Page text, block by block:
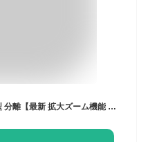
JADO ドライブレコーダー ミラー型 分離【最新 拡大ズーム機能 EU新基準統一法案の 高耐久 TypeC バックカメラ 2.5K 再進化】前後カメラ 分離式 人気で強くお勧め ドラレコ GPS WDR HDR 超鮮明夜間暗視 デジタルインナーミラー 再生 防水 LED信号 地デジ対策 24時間駐車監視 タイムラプス 11インチ タッチ式 日本語説明書 T860-1 リア1440P